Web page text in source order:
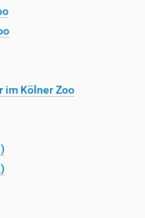
im Kölner Zoo